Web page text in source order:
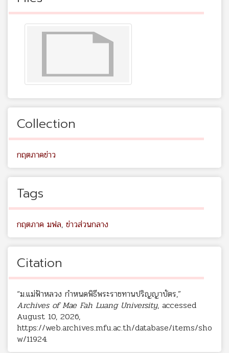
Collection
กฤตภาคข่าว
Tags
กฤตภาค มฟล, ข่าวส่วนกลาง
Citation
“ม.แม่ฟ้าหลวง กำหนดพิธีพระราชทานปริญญาบัตร,”
Archives of Mae Fah Luang University, accessed
August 10, 2026,
https://web.archives.mfu.ac.th/database/items/sho
w/11924.